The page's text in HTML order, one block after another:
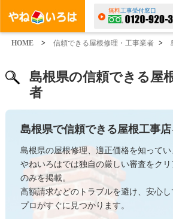
無料工事受付窓口
HOME > 信頼できる屋根修理・工事業者 >
島根県の信頼できる屋
者
島根県で信頼できる屋根工事
島根県の屋根修理、適正価格を知ってい
やねいろはでは独自の厳しい審査をク
のみを掲載。
高額請求などのトラブルを避け、安心
プロがすぐに見つかります。